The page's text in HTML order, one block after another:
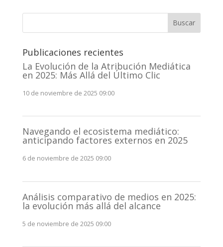
Buscar
Publicaciones recientes
La Evolución de la Atribución Mediática
en 2025: Más Allá del Último Clic
10 de noviembre de 2025 09:00
Navegando el ecosistema mediático:
anticipando factores externos en 2025
6 de noviembre de 2025 09:00
Análisis comparativo de medios en 2025:
la evolución más allá del alcance
5 de noviembre de 2025 09:00